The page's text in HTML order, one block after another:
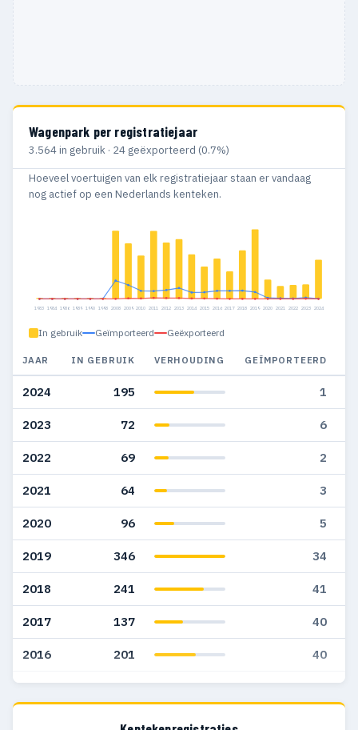
Wagenpark per registratiejaar
3.564 in gebruik · 24 geëxporteerd (0.7%)
Hoeveel voertuigen van elk registratiejaar staan er vandaag
nog actief op een Nederlands kenteken.
1983 1984 1986 1989 1990 1998 2008 2009 2010 2011 2012 2013 2014 2015 2016 2017 2018 2019 2020 2021 2022 2023 2024
In gebruik Geïmporteerd Geëxporteerd
JAAR IN GEBRUIK VERHOUDING GEÏMPORTEERD
2024 195 1
2023 72 6
2022 69 2
2021 64 3
2020 96 5
2019 346 34
2018 241 41
2017 137 40
2016 201 40
2015 161 33